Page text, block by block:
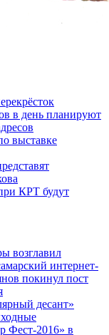
в день планируют
выставке
КРТ будут
возглавил
интернет-
покинул пост
десант»
Фест-2016» в